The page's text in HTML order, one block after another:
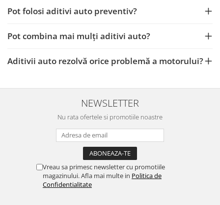
Pot folosi aditivi auto preventiv?
Pot combina mai mulți aditivi auto?
Aditivii auto rezolvă orice problemă a motorului?
NEWSLETTER
Nu rata ofertele si promotiile noastre
Vreau sa primesc newsletter cu promotiile
magazinului. Afla mai multe in Politica de
Confidentialitate